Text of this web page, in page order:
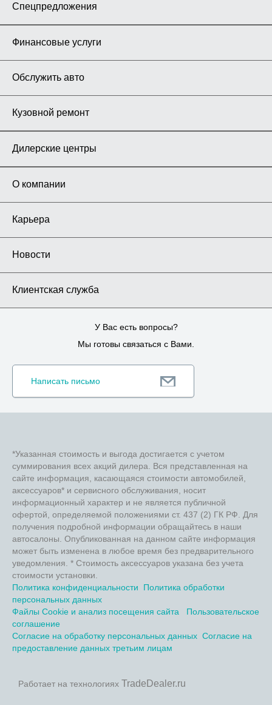
Спецпредложения
Финансовые услуги
Обслужить авто
Кузовной ремонт
Дилерские центры
О компании
Карьера
Новости
Клиентская служба
У Вас есть вопросы?
Мы готовы связаться с Вами.
Написать письмо
*Указанная стоимость и выгода достигается с учетом
суммирования всех акций дилера. Вся представленная на
сайте информация, касающаяся стоимости автомобилей,
аксессуаров* и сервисного обслуживания, носит
информационный характер и не является публичной
офертой, определяемой положениями ст. 437 (2) ГК РФ. Для
получения подробной информации обращайтесь в наши
автосалоны. Опубликованная на данном сайте информация
может быть изменена в любое время без предварительного
уведомления. * Стоимость аксессуаров указана без учета
стоимости установки.
Политика конфиденциальности
Политика обработки
персональных данных
Файлы Cookie и анализ посещения сайта
Пользовательское
соглашение
Согласие на обработку персональных данных Согласие на
предоставление данных третьим лицам
Работает на технологиях TradeDealer.ru